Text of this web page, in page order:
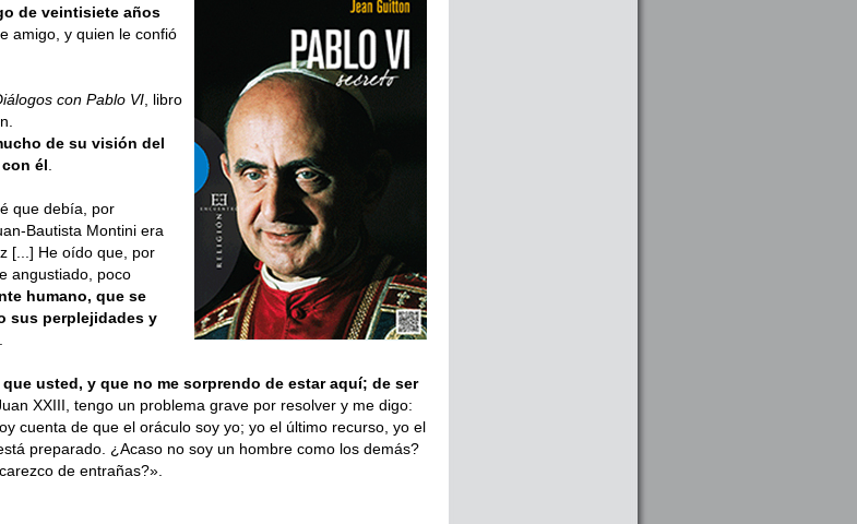
de veintisiete años
amigo, y quien le confió
con Pablo VI , libro
de su visión del
él
que debía, por
Bautista Montini era
[...] He oído que, por
angustiado, poco
humano, que se
sus perplejidades y
usted, y que no me sorprendo de estar aquí; de ser
XXIII, tengo un problema grave por resolver y me digo:
cuenta de que el oráculo soy yo; yo el último recurso, yo el
preparado. ¿Acaso no soy un hombre como los demás?
de entrañas?».